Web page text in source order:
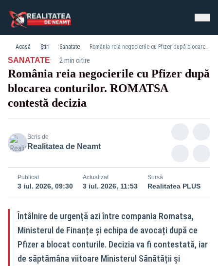
Acasă Știri Sanatate România reia negocierile cu Pfizer după blocarea conturilor. ROMATSA contestă decizia
SANATATE· 2 min citire
România reia negocierile cu Pfizer după
blocarea conturilor. ROMATSA
contestă decizia
Scris de
Realitatea de Neamt
Publicat
3 iul. 2026, 09:30
Actualizat
3 iul. 2026, 11:53
Sursă
Realitatea PLUS
Întâlnire de urgență azi între compania Romatsa,
Ministerul de Finanțe și echipa de avocați după ce
Pfizer a blocat conturile. Decizia va fi contestată, iar
de săptămâna viitoare Ministerul Sănătății și